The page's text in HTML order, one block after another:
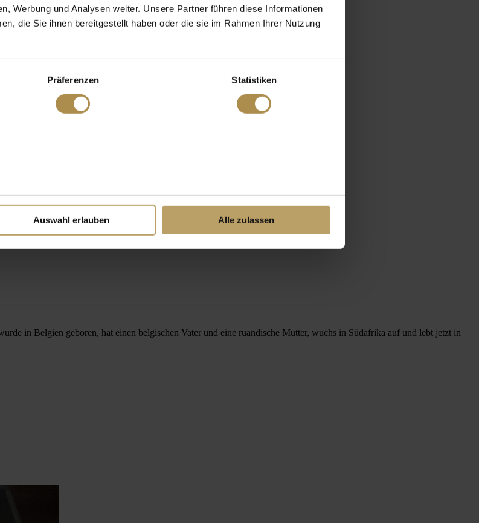
Werbung und Analysen weiter. Unsere Partner führen diese Informationen
die Sie ihnen bereitgestellt haben oder die sie im Rahmen Ihrer Nutzung
Präferenzen Statistiken
Auswahl erlauben Alle zulassen
in Belgien geboren, hat einen belgischen Vater und eine ruandische Mutter, wuchs in Südafrika auf und lebt jetzt in